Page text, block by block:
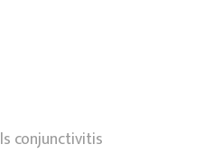
conjunctivitis